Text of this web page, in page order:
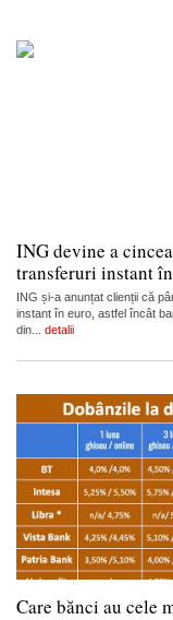
ING devine a
transferuri instant
ING și-a anunțat clienții că
instant în euro, astfel încât
din... detalii
Care bănci au cele